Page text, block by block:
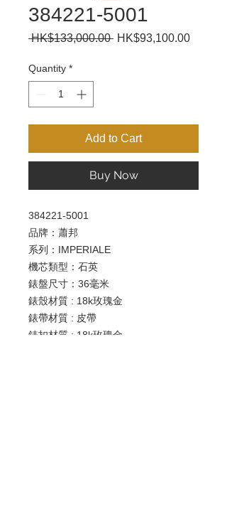
384221-5001
HK$133,000.00 Regular
HK$93,100.00Sale
Quantity *
Add to Cart
Buy Now
384221-5001
品牌：蕭邦
系列：IMPERIALE
機芯類型：石英
錶盤尺寸：36毫米
錶殼材質 : 18k玫瑰金
錶帶材質 : 皮帶
錶扣材質 : 18k玫瑰金